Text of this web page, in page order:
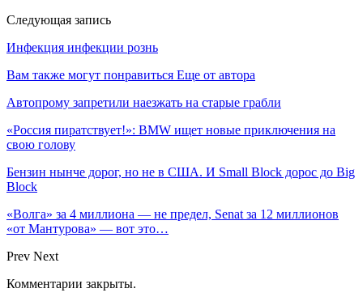
Следующая запись
Инфекция инфекции рознь
Вам также могут понравиться Еще от автора
Автопрому запретили наезжать на старые грабли
«Россия пиратствует!»: BMW ищет новые приключения на
свою голову
Бензин нынче дорог, но не в США. И Small Block дорос до Big
Block
«Волга» за 4 миллиона — не предел, Senat за 12 миллионов
«от Мантурова» — вот это…
Prev Next
Комментарии закрыты.